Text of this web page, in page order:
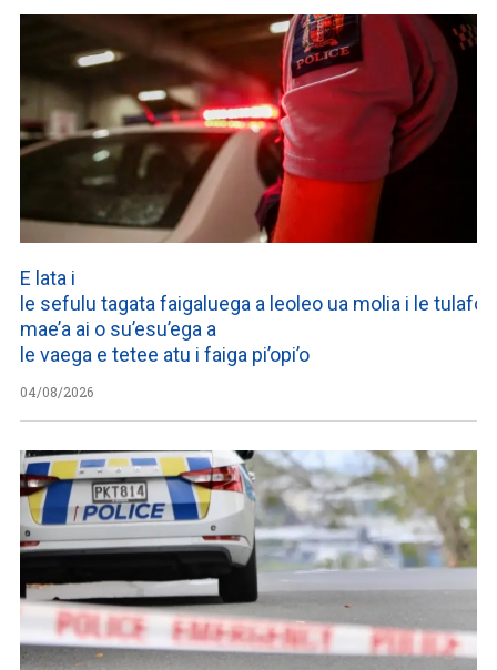
E lata i
le sefulu tagata faigaluega a leoleo ua molia i le
mae’a ai o su’esu’ega a
le vaega e tetee atu i faiga pi’opi’o
04/08/2026